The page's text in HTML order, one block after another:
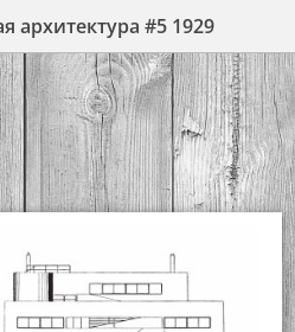
архитектура #5 1929